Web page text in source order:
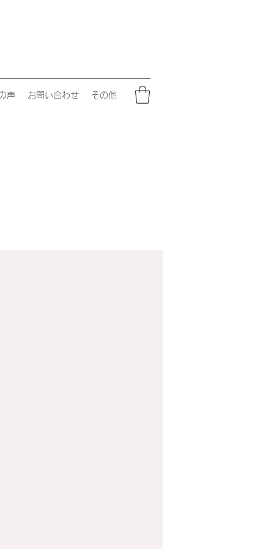
声 お問い合わせ その他